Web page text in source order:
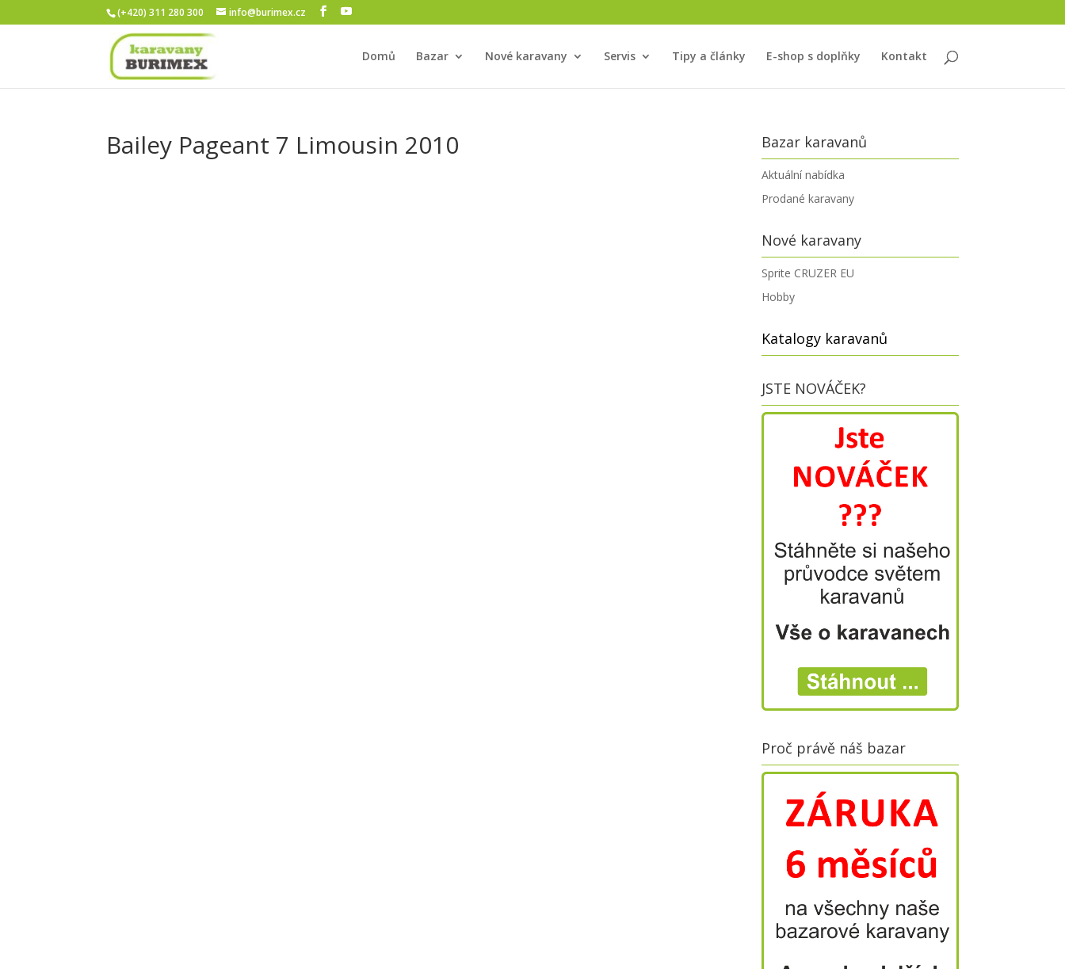
(+420) 311 280 300 info@burimex.cz
Domů Bazar Nové karavany Servis Tipy a články E-shop s doplňky Kontakt
Bailey Pageant 7 Limousin 2010 Bazar karavanů
Aktuální nabídka
Prodané karavany
Nové karavany
Sprite CRUZER EU
Hobby
Katalogy karavanů
JSTE NOVÁČEK?
Proč právě náš bazar